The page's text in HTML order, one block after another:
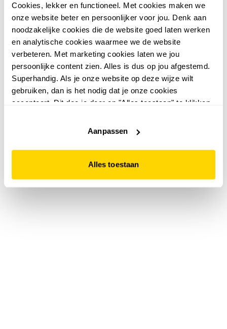
Cookies, lekker en functioneel. Met cookies maken we
onze website beter en persoonlijker voor jou. Denk aan
noodzakelijke cookies die de website goed laten werken
en analytische cookies waarmee we de website
verbeteren. Met marketing cookies laten we jou
persoonlijke content zien. Alles is dus op jou afgestemd.
Superhandig. Als je onze website op deze wijze wilt
gebruiken, dan is het nodig dat je onze cookies
accepteert. Dit doe je door op "Alles toestaan" te klikken.
website niet optimaal functioneert.
Aanpassen
Alles toestaan